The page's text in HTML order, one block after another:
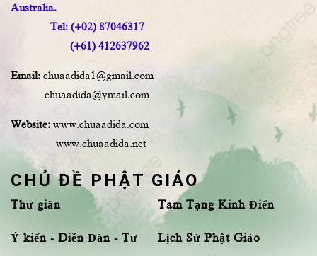
Australia.
Tel: (+02) 87046317
(+61) 412637962
Email: chuaadida1@gmail.com
chuaadida@ymail.com
Website: www.chuaadida.com
www.chuaadida.net
CHỦ ĐỀ PHẬT GIÁO
Thư giãn
Ý kiến - Diễn Đàn - Tư
Tam Tạng Kinh Điển
Lịch Sử Phật Giáo